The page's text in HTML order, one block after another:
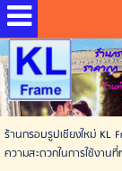
ร้านกร
ราคาถูก
ร้านทำก
ร้านกรอบรูปเชียงใหม่ KL
ความสะดวกในการใช้งาน